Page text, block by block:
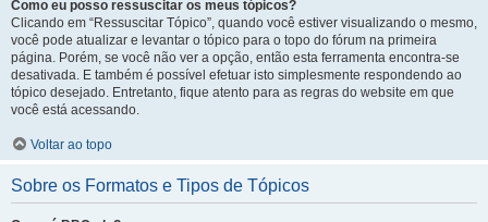
Como eu posso ressuscitar os meus tópicos?
Clicando em “Ressuscitar Tópico”, quando você estiver visualizando o mesmo,
você pode atualizar e levantar o tópico para o topo do fórum na primeira
página. Porém, se você não ver a opção, então esta ferramenta encontra-se
desativada. E também é possível efetuar isto simplesmente respondendo ao
tópico desejado. Entretanto, fique atento para as regras do website em que
você está acessando.
Voltar ao topo
Sobre os Formatos e Tipos de Tópicos